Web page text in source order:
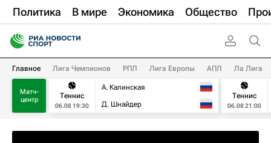
Политика В мире Экономика Общество
Главное Лига Чемпионов РПЛ Лига Европы АПЛ Ла Лига
Матч-
центр
Теннис
06.08 19:30
А. Калинская
Д. Шнайдер
Теннис
06.08 21:00